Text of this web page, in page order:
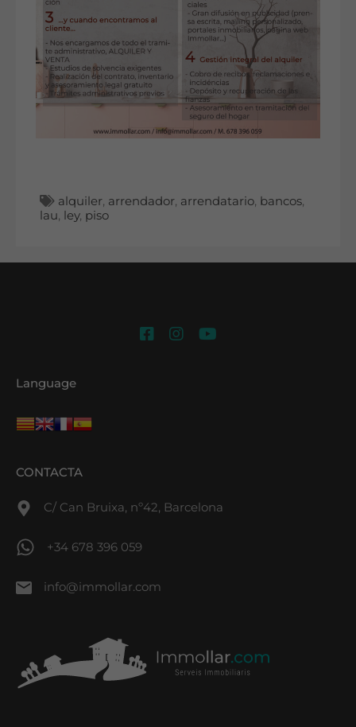
alquiler, arrendador, arrendatario, bancos,
lau, ley, piso
Language
CONTACTA
C/ Can Bruixa, nº42, Barcelona
+34 678 396 059
info@immollar.com